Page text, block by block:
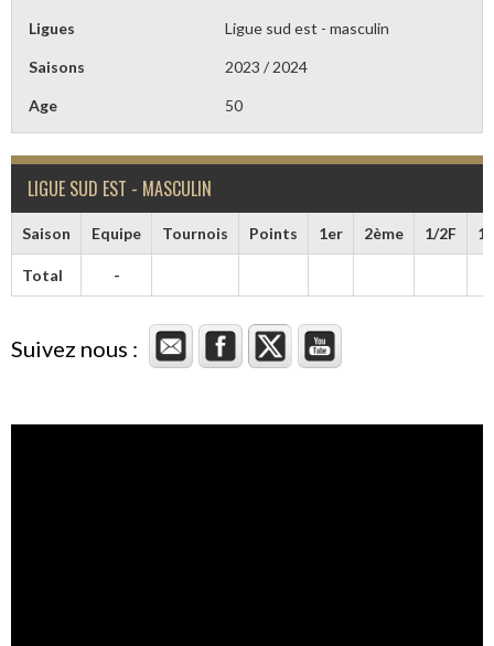
Ligues Ligue sud est - masculin
Saisons 2023 / 2024
Age 50
LIGUE SUD EST - MASCULIN
Saison Equipe Tournois Points 1er 2ème 1/2F
Total -
Suivez nous :